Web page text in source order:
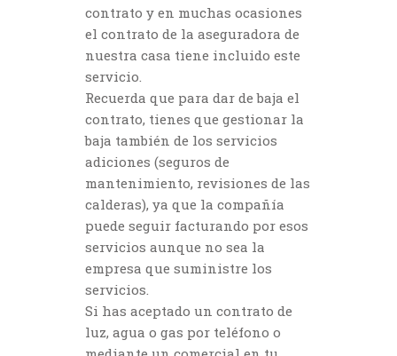
contrato y en muchas ocasiones
el contrato de la aseguradora de
nuestra casa tiene incluido este
servicio.
Recuerda que para dar de baja el
contrato, tienes que gestionar la
baja también de los servicios
adiciones (seguros de
mantenimiento, revisiones de las
calderas), ya que la compañía
puede seguir facturando por esos
servicios aunque no sea la
empresa que suministre los
servicios.
Si has aceptado un contrato de
luz, agua o gas por teléfono o